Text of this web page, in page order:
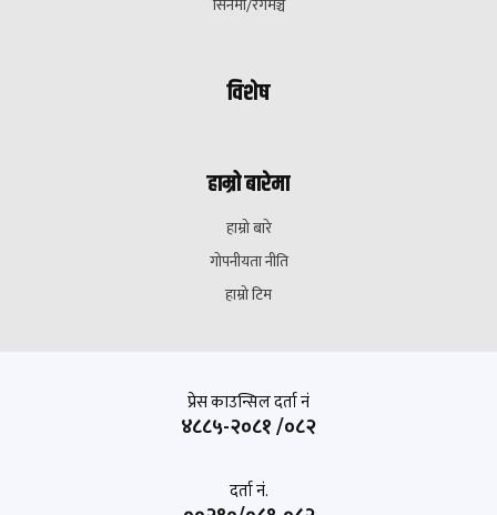
सिनेमा/रंगमञ्च
विशेष
हाम्रो बारेमा
हाम्रो बारे
गोपनीयता नीति
हाम्रो टिम
प्रेस काउन्सिल दर्ता नं
४८८५-२०८१ /०८२
दर्ता नं.